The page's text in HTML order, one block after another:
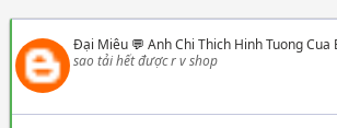
Đại Miêu💬 Anh Chi Thich Hinh Tuong Cua
sao tải hết được r v shop